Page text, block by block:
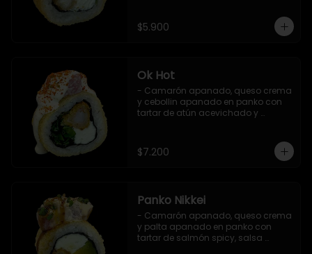
$5.900
Ok Hot
- Camarón apanado, queso crema
y cebollin apanado en panko con
tartar de atún acevichado y
$7.200
Panko Nikkei
- Camarón apanado, queso crema
y palta apanado en panko con
tartar de salmón spicy, salsa